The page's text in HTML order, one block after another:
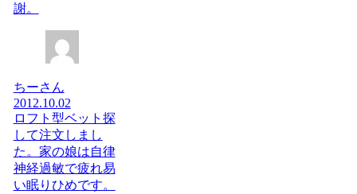
謝。
ちーさん
2012.10.02
ロフト型ベット探
して注文しまし
た。家の娘は自律
神経過敏で疲れ易
い眠りひめです。